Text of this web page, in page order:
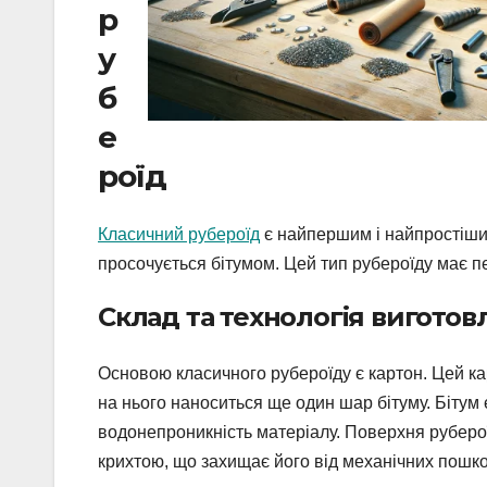
р
у
б
е
роїд
Класичний рубероїд є найпершим і
просочується бітумом. Цей тип рубероїду має
Склад та технологія
Основою класичного рубероїду є картон. Цей
на нього наноситься ще один шар бітуму.
водонепроникність матеріалу. Поверхня
крихтою, що захищає його від механічних